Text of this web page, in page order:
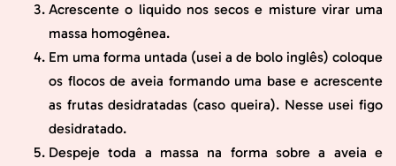
Acrescente o liquido nos secos e misture virar uma
massa homogênea.
Em uma forma untada (usei a de bolo inglês) coloque
os flocos de aveia formando uma base e acrescente
as frutas desidratadas (caso queira). Nesse usei figo
desidratado.
Despeje toda a massa na forma sobre a aveia e